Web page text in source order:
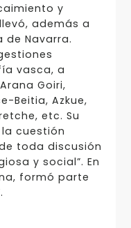
y
además a
de Navarra.
vasca, a
Goiri,
Beitia, Azkue,
etc. Su
cuestión
toda discusión
y social”. En
formó parte